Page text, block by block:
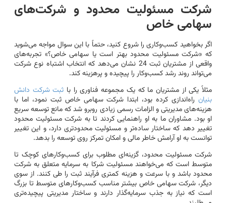
شرکت مسئولیت محدود و شرکت‌های
سهامی خاص
اگر بخواهید کسب‌وکاری را شروع کنید، حتماً با این سوال مواجه می‌شوید
که «شرکت مسئولیت محدود بهتر است یا سهامی خاص؟» تجربه‌های
واقعی از مشتریان ثبت 24 نشان می‌دهد که انتخاب اشتباه نوع شرکت
می‌تواند روند رشد کسب‌وکار را پیچیده و پرهزینه کند.
مثلاً یکی از مشتریان ما که یک مجموعه فناوری را با ثبت شرکت دانش
بنیان راه‌اندازی کرده بود، ابتدا شرکت سهامی خاص ثبت نمود، اما با
هزینه‌های مدیریتی و الزامات رسمی زیادی روبرو شد که مانع توسعه سریع
او بود. مشاوران ما به او راهنمایی کردند تا به شرکت مسئولیت محدود
تغییر دهد که ساختار ساده‌تر و مسئولیت محدودتری دارد، و این تغییر
توانست به او آرامش خاطر مالی و امکان تمرکز روی توسعه را بدهد.
شرکت مسئولیت محدود، گزینه‌ای مطلوب برای کسب‌وکارهای کوچک تا
متوسط است که می‌خواهند مسئولیت شرکا به سرمایه متعلق به شرکت
محدود باشد و با سرعت و هزینه کمتری فرآیند ثبت را طی کنند. از سوی
دیگر، شرکت سهامی خاص بیشتر مناسب کسب‌وکارهای متوسط تا بزرگ
است که نیاز به جذب سرمایه‌گذار دارند و ساختار مدیریتی پیچیده‌تری